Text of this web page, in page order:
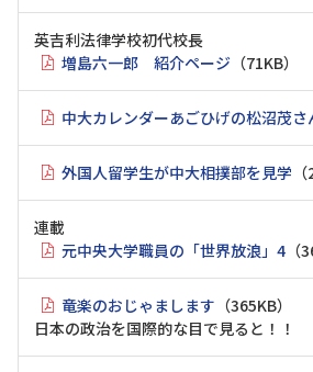
英吉利法律学校初代校長
増島六一郎 紹介ページ （71KB）
中大カレンダーあごひげの松沼茂さ
外国人留学生が中大相撲部を見学
連載
元中央大学職員の「世界放浪」4 （
竜楽のおじゃまします （365KB）
日本の政治を国際的な目で見ると！！